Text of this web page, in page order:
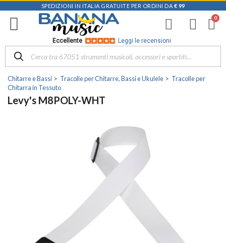
SPEDIZIONI IN ITALIA GRATUITE PER ORDINI DA € 99
Eccellente Leggi le recensioni
Chitarre e Bassi Tracolle per Chitarre, Bassi e Ukulele
Tracolle per
Chitarra in Tessuto
Levy's M8POLY-WHT